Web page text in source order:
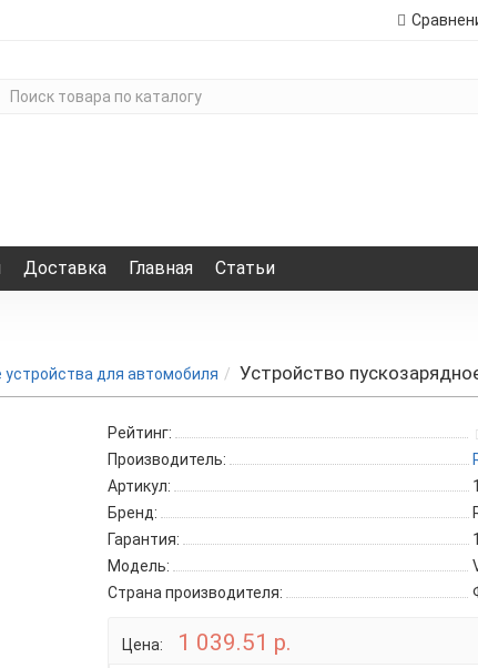
Доставка Главная Статьи
устройства для автомобиля Устройство
Рейтинг:
Производитель:
Артикул:
Бренд:
Гарантия:
Модель:
Страна производителя:
Цена: 1 039.51 р.